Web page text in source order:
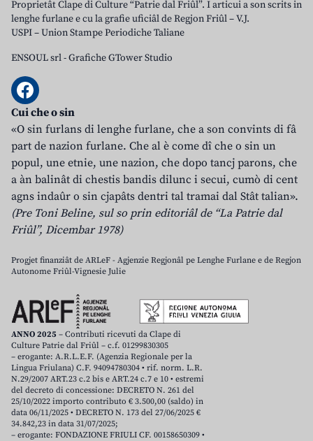
Proprietât Clape di Culture “Patrie dal Friûl”. I articui a son scrits in
lenghe furlane e cu la grafie uficiâl de Regjon Friûl – V.J.
USPI – Union Stampe Periodiche Taliane
ENSOUL srl-Grafiche GTower Studio
Cui che o sin
«O sin furlans di lenghe furlane, che a son convints di fâ
part de nazion furlane. Che al è come dî che o sin un
popul, une etnie, une nazion, che dopo tancj parons, che
a àn balinât di chestis bandis dilunc i secui, cumò di cent
agns indaûr o sin cjapâts dentri tal tramai dal Stât talian».
(Pre Toni Beline, sul so prin editoriâl de “La Patrie dal
Friûl”, Dicembar 1978)
Progjet finanziât de ARLeF - Agjenzie Regjonâl pe Lenghe Furlane e de Regjon
Autonome Friûl-Vignesie Julie
ANNO 2025 – Contributi ricevuti da Clape di
Culture Patrie dal Friûl – c.f. 01299830305
– erogante: A.R.L.E.F. (Agenzia Regionale per la
Lingua Friulana) C.F. 94094780304 • rif. norm. L.R.
N.29/2007 ART.23 c.2 bis e ART.24 c.7 e 10 • estremi
del decreto di concessione: DECRETO N. 261 del
25/10/2022 importo contributo € 3.500,00 (saldo) in
data 06/11/2025 • DECRETO N. 173 del 27/06/2025 €
34.842,23 in data 31/07/2025;
– erogante: FONDAZIONE FRIULI CF. 00158650309 •